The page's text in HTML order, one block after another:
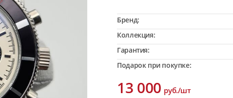
Бренд:
Коллекция:
Гарантия:
Подарок при покупке:
13 000руб./шт